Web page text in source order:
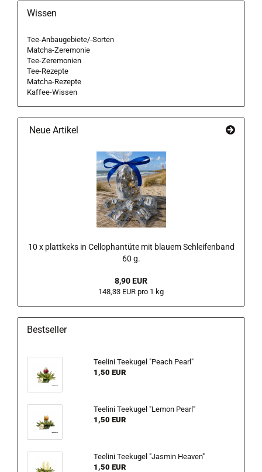
Wissen
Tee-Anbaugebiete/-Sorten
Matcha-Zeremonie
Tee-Zeremonien
Tee-Rezepte
Matcha-Rezepte
Kaffee-Wissen
Neue Artikel
10 x plattkeks in Cellophantüte mit blauem Schleifenband
60 g.
8,90 EUR
148,33 EUR pro 1 kg
Bestseller
Teelini Teekugel "Peach Pearl"
1,50 EUR
Teelini Teekugel "Lemon Pearl"
1,50 EUR
Teelini Teekugel "Jasmin Heaven"
1,50 EUR